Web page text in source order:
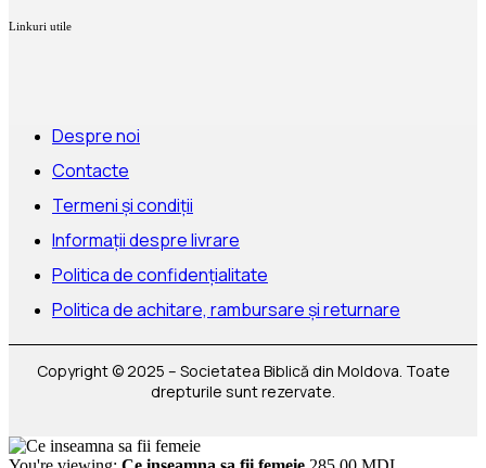
Linkuri utile
Despre noi
Contacte
Termeni și condiții
Informații despre livrare
Politica de confidențialitate
Politica de achitare, rambursare și returnare
Copyright © 2025 – Societatea Biblică din Moldova. Toate
drepturile sunt rezervate.